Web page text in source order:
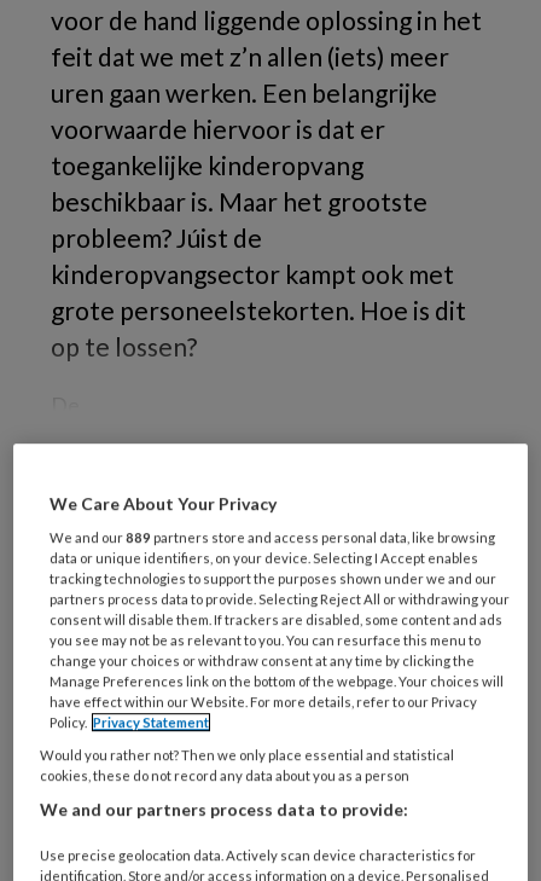
voor de hand liggende oplossing in het
feit dat we met z’n allen (iets) meer
uren gaan werken. Een belangrijke
voorwaarde hiervoor is dat er
toegankelijke kinderopvang
beschikbaar is. Maar het grootste
probleem? Júist de
kinderopvangsector kampt ook met
grote personeelstekorten. Hoe is dit
op te lossen?
REGISTREREN
Wil je dit artikel lezen?
Maak gratis een account aan en lees 2
artikelen gratis per maand
Al een account of abonnement?Log dan in
Wat
is
e-
We Care About Your Privacy
We and our889 partners store and access personal data, like browsing
data or unique identifiers, on your device. Selecting I Accept enables
tracking technologies to support the purposes shown under we and our
partners process data to provide. Selecting Reject All or withdrawing your
consent will disable them. If trackers are disabled, some content and ads
you see may not be as relevant to you. You can resurface this menu to
change your choices or withdraw consent at any time by clicking the
Manage Preferences link on the bottom of the webpage. Your choices will
have effect within our Website. For more details, refer to our Privacy
Policy. Privacy Statement
Would you rather not? Then we only place essential and statistical
cookies, these do not record any data about you as a person
We and our partners process data to provide:
Use precise geolocation data. Actively scan device characteristics for
identification. Store and/or access information on a device. Personalised